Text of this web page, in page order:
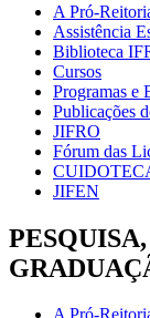
A Pró-
Assistência
Biblioteca
Cursos
Programas e
Publicações
JIFRO
Fórum das
JIFEN